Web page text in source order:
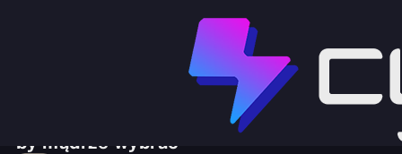
Opinie o laptopach: Poradnik jak czytać,
by mądrze wybrać